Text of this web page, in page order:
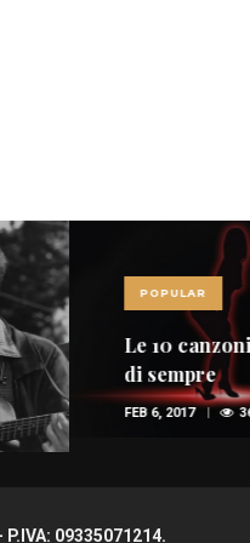
POPULAR
Le 10 canzoni
di sempre
FEB 6, 2017 36946
09335071214.